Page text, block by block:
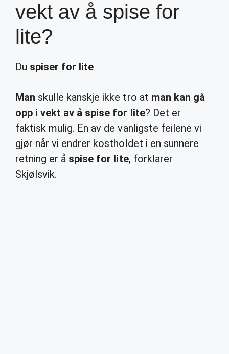
vekt av å spise for
lite?
Du spiser for lite
Man skulle kanskje ikke tro at man kan gå
opp i vekt av å spise for lite? Det er
faktisk mulig. En av de vanligste feilene vi
gjør når vi endrer kostholdet i en sunnere
retning er å spise for lite, forklarer
Skjølsvik.